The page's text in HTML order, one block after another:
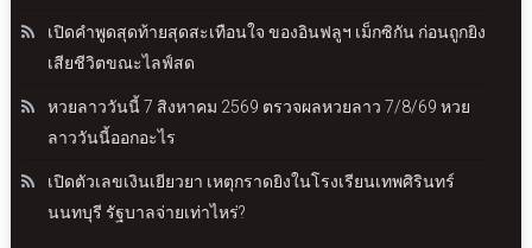
เปิดคำพูดสุดท้ายสุดสะเทือนใจ ของอินฟลูฯ เม็กซิกัน ก่อนถูกยิง
เสียชีวิตขณะไลฟ์สด
หวยลาววันนี้ 7 สิงหาคม 2569 ตรวจผลหวยลาว 7/8/69 หวย
ลาววันนี้ออกอะไร
เปิดตัวเลขเงินเยียวยา เหตุกราดยิงในโรงเรียนเทพศิรินทร์
นนทบุรี รัฐบาลจ่ายเท่าไหร่?